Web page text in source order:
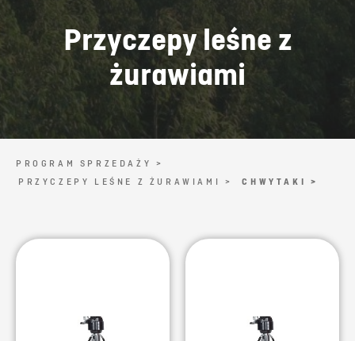
Przyczepy leśne z
żurawiami
PROGRAM SPRZEDAŻY >
PRZYCZEPY LEŚNE Z ŻURAWIAMI >
CHWYTAKI >